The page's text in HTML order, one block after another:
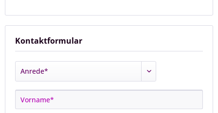
Kontaktformular